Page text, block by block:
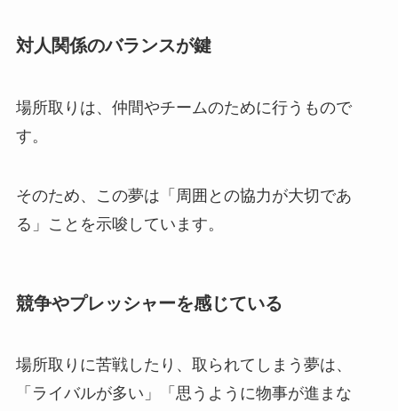
対人関係のバランスが鍵
場所取りは、仲間やチームのために行うもので
す。
そのため、この夢は「周囲との協力が大切であ
る」ことを示唆しています。
競争やプレッシャーを感じている
場所取りに苦戦したり、取られてしまう夢は、
「ライバルが多い」「思うように物事が進まな